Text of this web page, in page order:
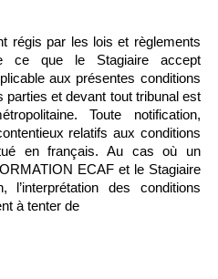
régis par les lois et règlements
ce que le Stagiaire accept
aux présentes conditions
parties et devant tout tribunal est
Toute notification,
relatifs aux conditions
en français. Au cas où un
ECAF et le Stagiaire
l’interprétation des conditions
à tenter de